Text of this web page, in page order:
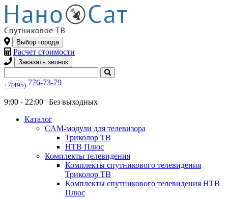
Выбор города
Расчет стоимости
Заказать звонок
+7(495) 776-73-79
9:00 - 22:00 | Без выходных
Каталог
CAM-модули для телевизора
Триколор ТВ
НТВ Плюс
Комплекты телевидения
Комплекты спутникового телевидения
Триколор ТВ
Комплекты спутникового телевидения НТВ
Плюс